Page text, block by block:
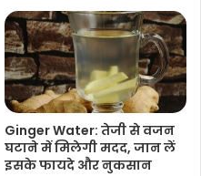
Ginger Water: तेजी से वजन
घटाने में मिलेगी मदद, जान लें
इसके फायदे और नुकसान